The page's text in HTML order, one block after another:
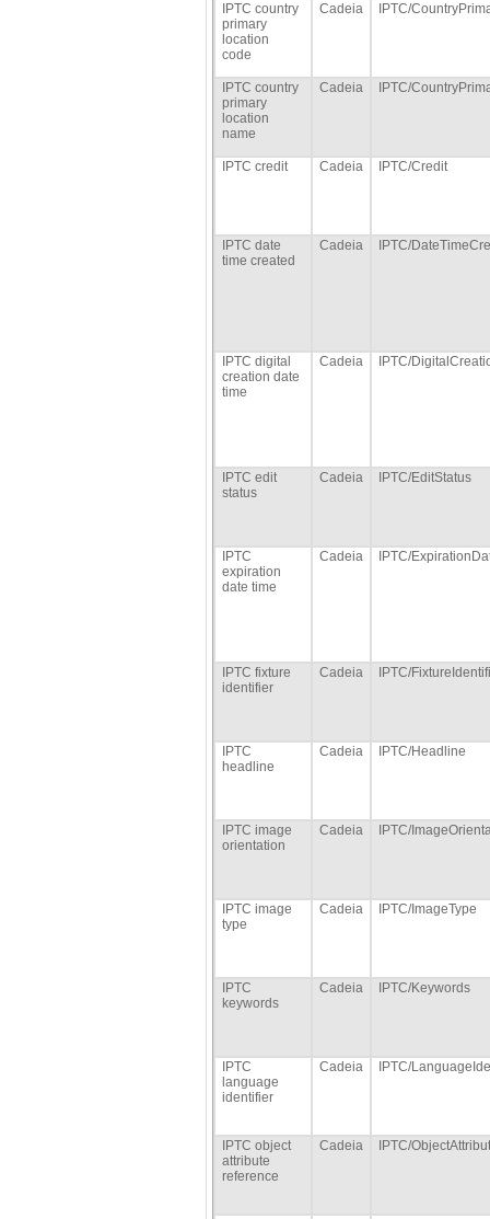
IPTC country
primary
location
code
Cadeia IPTC/
IPTC country
primary
location
name
Cadeia IPTC/
IPTC credit Cadeia IPTC/Credit
IPTC date
time created
Cadeia IPTC/
IPTC digital
creation date
time
Cadeia IPTC/
IPTC edit
status
Cadeia IPTC/EditStatus
IPTC
expiration
date time
Cadeia IPTC/
IPTC fixture
identifier
Cadeia IPTC/
IPTC
headline
Cadeia IPTC/Headline
IPTC image
orientation
Cadeia IPTC/
IPTC image
type
Cadeia IPTC/ImageType
IPTC
keywords
Cadeia IPTC/Keywords
IPTC
language
identifier
Cadeia IPTC/
IPTC object
attribute
reference
Cadeia IPTC/